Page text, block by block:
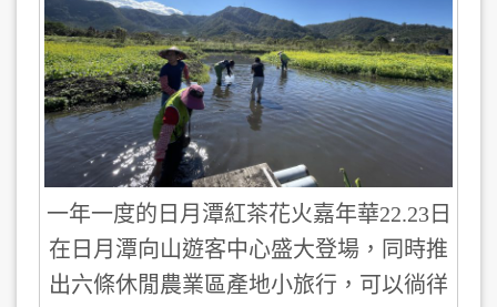
一年一度的日月潭紅茶花火嘉年華22.23日
在日月潭向山遊客中心盛大登場，同時推
出六條休閒農業區產地小旅行，可以徜徉